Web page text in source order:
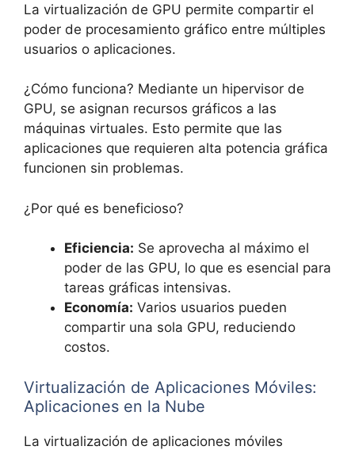
La virtualización de GPU permite compartir el
poder de procesamiento gráfico entre múltiples
usuarios o aplicaciones.
¿Cómo funciona? Mediante un hipervisor de
GPU, se asignan recursos gráficos a las
máquinas virtuales. Esto permite que las
aplicaciones que requieren alta potencia gráfica
funcionen sin problemas.
¿Por qué es beneficioso?
Eficiencia: Se aprovecha al máximo el
poder de las GPU, lo que es esencial para
tareas gráficas intensivas.
Economía: Varios usuarios pueden
compartir una sola GPU, reduciendo
costos.
Virtualización de Aplicaciones Móviles:
Aplicaciones en la Nube
La virtualización de aplicaciones móviles